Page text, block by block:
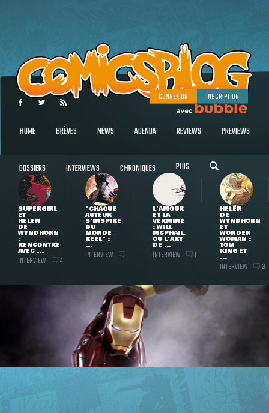
CONNEXION INSCRIPTION
HOME BRÈVES NEWS AGENDA REVIEWS PREVIEWS
DOSSIERS INTERVIEWS CHRONIQUES PLUS
SUPERGIRL
ET
HELEN
DE
WYNDHORN
:
RENCONTRE
AVEC ...
INTERVIEW 4
"CHAQUE
AUTEUR
S'INSPIRE
DU
MONDE
RÉEL" :
...
INTERVIEW 1
L'AMOUR
ET LA
VERMINE
: WILL
MCPHAIL,
OU L'ART
DE ...
INTERVIEW 1
HELEN
DE
WYNDHORN
ET
WONDER
WOMAN :
TOM
KING ET
...
INTERVIEW 3